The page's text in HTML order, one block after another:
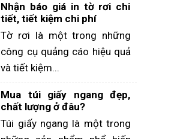
Nhận báo giá in tờ rơi chi
tiết, tiết kiệm chi phí
Tờ rơi là một trong những
công cụ quảng cáo hiệu quả
và tiết kiệm...
Mua túi giấy ngang đẹp,
chất lượng ở đâu?
Túi giấy ngang là một trong